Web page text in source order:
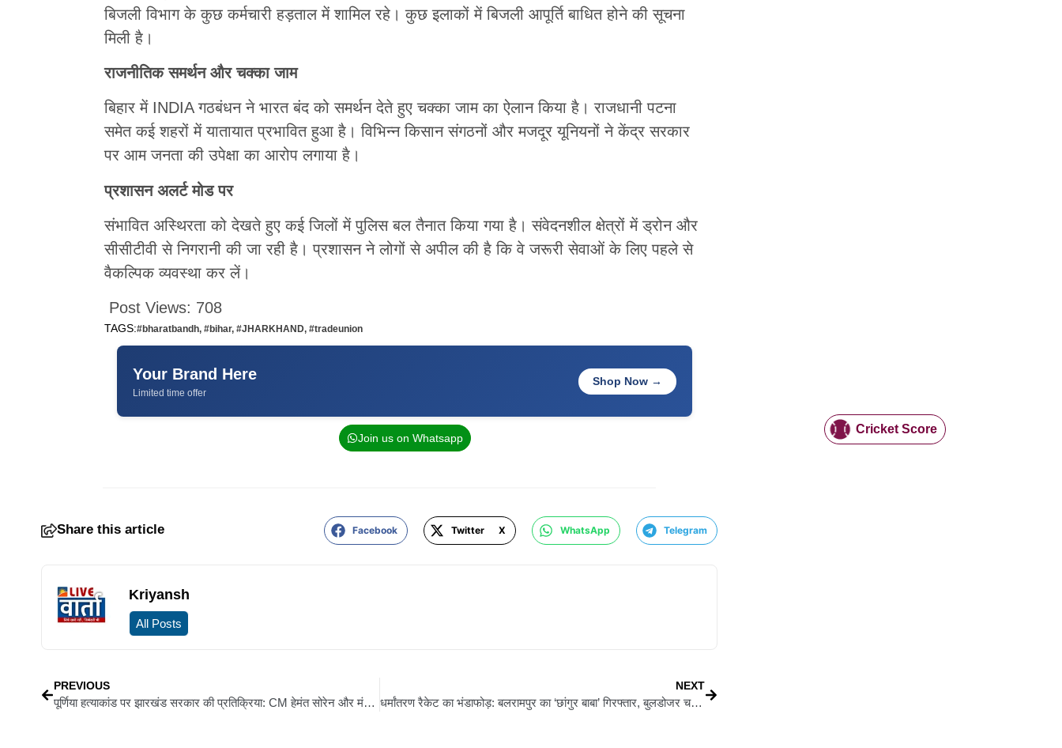
बिजली विभाग के कुछ कर्मचारी हड़ताल में शामिल रहे। कुछ इलाकों में बिजली आपूर्ति बाधित होने की सूचना
मिली है।
राजनीतिक समर्थन और चक्का जाम
बिहार में INDIA गठबंधन ने भारत बंद को समर्थन देते हुए चक्का जाम का ऐलान किया है। राजधानी पटना
समेत कई शहरों में यातायात प्रभावित हुआ है। विभिन्न किसान संगठनों और मजदूर यूनियनों ने केंद्र सरकार
पर आम जनता की उपेक्षा का आरोप लगाया है।
प्रशासन अलर्ट मोड पर
संभावित अस्थिरता को देखते हुए कई जिलों में पुलिस बल तैनात किया गया है। संवेदनशील क्षेत्रों में ड्रोन और
सीसीटीवी से निगरानी की जा रही है। प्रशासन ने लोगों से अपील की है कि वे जरूरी सेवाओं के लिए पहले से
वैकल्पिक व्यवस्था कर लें।
Post Views: 708
TAGS:#bharatbandh, #bihar, #JHARKHAND, #tradeunion
Your Brand Here
Limited time offer
Shop Now →
Join us on Whatsapp
Share this article Facebook Twitter X WhatsApp Telegram
Kriyansh
All Posts
PREVIOUS
पूर्णिया हत्याकांड पर झारखंड सरकार की प्रतिक्रिया: CM हेमंत सोरेन और मंत्री इरफान अंसारी ने जताई कड़ी नाराजगी, उठाई उच्चस्तरीय जांच की मांग
NEXT
धर्मांतरण रैकेट का भंडाफोड़: बलरामपुर का ‘छांगुर बाबा’ गिरफ्तार, बुलडोजर चला, ED ने दर्ज की FIR
Cricket Score